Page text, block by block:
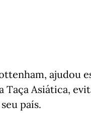
ajudou
Taça Asiática,
país.